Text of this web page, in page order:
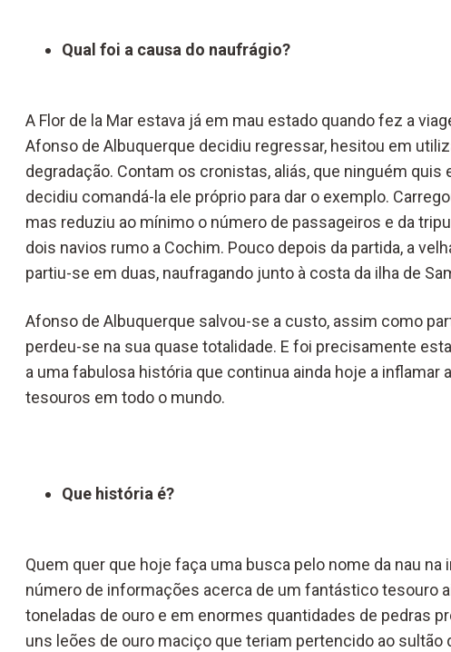
Qual foi a causa do naufrágio?
A Flor de la Mar estava já em mau estado quando fez a
Afonso de Albuquerque decidiu regressar, hesitou em
degradação. Contam os cronistas, aliás, que ninguém quis
decidiu comandá-la ele próprio para dar o exemplo.
mas reduziu ao mínimo o número de passageiros e da
dois navios rumo a Cochim. Pouco depois da partida, a
partiu-se em duas, naufragando junto à costa da ilha de
Afonso de Albuquerque salvou-se a custo, assim como
perdeu-se na sua quase totalidade. E foi precisamente
a uma fabulosa história que continua ainda hoje a inflamar
tesouros em todo o mundo.
Que história é?
Quem quer que hoje faça uma busca pelo nome da nau
número de informações acerca de um fantástico tesouro
toneladas de ouro e em enormes quantidades de pedras
uns leões de ouro maciço que teriam pertencido ao sultão